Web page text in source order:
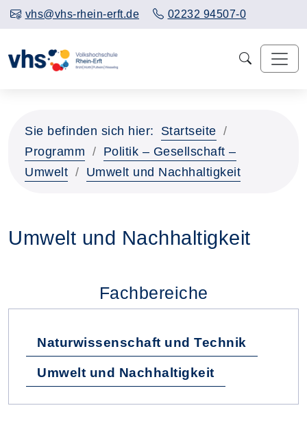
vhs@vhs-rhein-erft.de 02232 94507-0
Sie befinden sich hier:
Startseite
Programm
Politik – Gesellschaft –
Umwelt
Umwelt und Nachhaltigkeit
Umwelt und Nachhaltigkeit
Fachbereiche
Naturwissenschaft und Technik
Umwelt und Nachhaltigkeit